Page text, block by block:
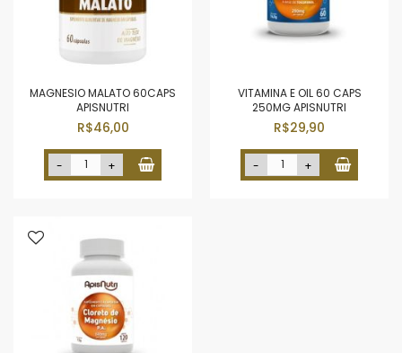
MAGNESIO MALATO 60CAPS
APISNUTRI
R$46,00
- +
VITAMINA E OIL 60 CAPS
250MG APISNUTRI
R$29,90
- +